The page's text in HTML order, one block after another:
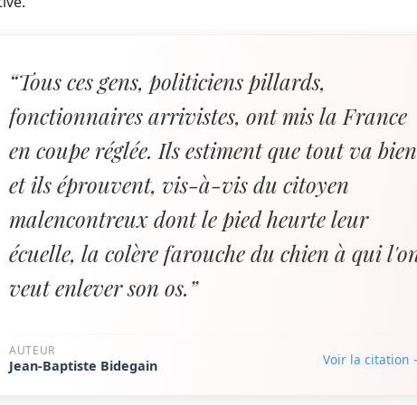
“Tous ces gens, politiciens pillards,
fonctionnaires arrivistes, ont mis la France
en coupe réglée. Ils estiment que tout va bien
et ils éprouvent, vis-à-vis du citoyen
malencontreux dont le pied heurte leur
écuelle, la colère farouche du chien à qui
veut enlever son os.”
AUTEUR
Jean-Baptiste Bidegain Voir la citation